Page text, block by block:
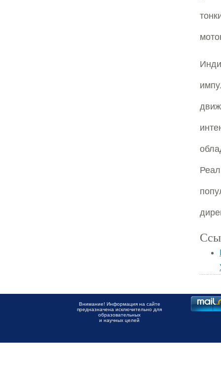
Внимание! Информация на сайте
предназначена исключительно для
образовательных
и научных целей